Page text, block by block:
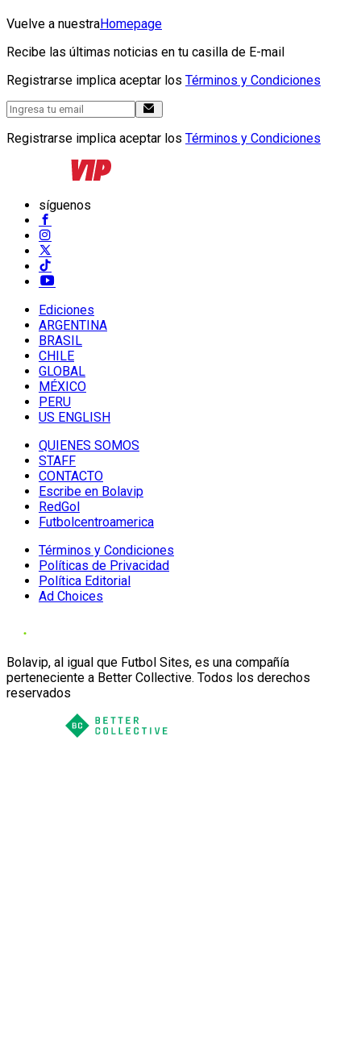
Vuelve a nuestraHomepage
Recibe las últimas noticias en tu casilla de E-mail
Registrarse implica aceptar los Términos y Condiciones
Registrarse implica aceptar los Términos y Condiciones
síguenos
Ediciones
ARGENTINA
BRASIL
CHILE
GLOBAL
MÉXICO
PERU
US ENGLISH
QUIENES SOMOS
STAFF
CONTACTO
Escribe en Bolavip
RedGol
Futbolcentroamerica
Términos y Condiciones
Políticas de Privacidad
Política Editorial
Ad Choices
Bolavip, al igual que Futbol Sites, es una compañía
perteneciente a Better Collective. Todos los derechos
reservados